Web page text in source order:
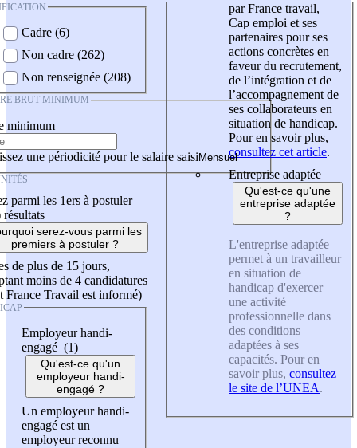
Cadre (6)
Non cadre (262)
Non renseignée (208)
BRUT MINIMUM
minimum
une périodicité pour le salaire saisi
parmi les 1ers à postuler
résultats
serez-vous parmi les
premiers à postuler ?
de plus de 15 jours,
moins de 4 candidatures
France Travail est informé)
Employeur handi-
engagé (1)
Qu'est-ce qu'un
employeur handi-
engagé ?
Un employeur handi-
engagé est un
employeur reconnu
par France travail,
Cap emploi et ses
partenaires pour ses
actions concrètes en
faveur du recrutement,
de l’intégration et de
l’accompagnement de
ses collaborateurs en
situation de handicap.
Pour en savoir plus,
consultez cet article.
Entreprise adaptée
Qu'est-ce qu'une
entreprise adaptée
?
L'entreprise adaptée
permet à un travailleur
en situation de
handicap d'exercer
une activité
professionnelle dans
des conditions
adaptées à ses
capacités. Pour en
savoir plus, consultez
le site de l’UNEA.